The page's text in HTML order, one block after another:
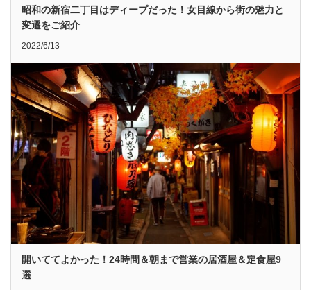
昭和の新宿二丁目はディープだった！女目線から街の魅力と
変遷をご紹介
2022/6/13
開いててよかった！24時間＆朝まで営業の居酒屋＆定食屋9
選